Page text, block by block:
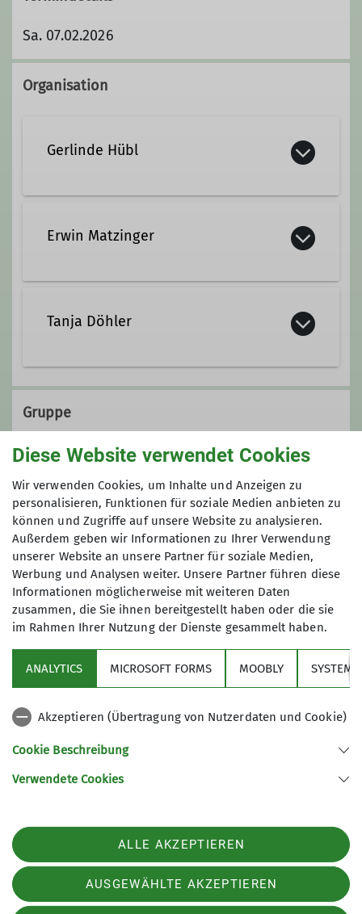
Sa. 07.02.2026
Organisation
Gerlinde Hübl
marktschwaben.de
Erwin Matzinger
marktschwaben.de
Tanja Döhler
tanja.doehler@dav-
Gruppe
Erwachsene
In einer Gruppe ist man nicht nur
sicherer, sondern es macht auch mehr
Spaß. Das Erwachsenen-Programm
bietet ganzjährig leichte bis
mittelschwere Wanderungen an. Im
Klettersteig- und Klettertouren sowie
Hochtouren von leicht bis
wir hauptsächlich auf Skitour und
Skihochtour unterwegs.
Details
Über den Verein
Service
Sektion Markt Schwaben des Deutschen Alpenvereins e.V.
Telefon +4981219891680
Diese Website verwendet Cookies
Wir verwenden Cookies, um Inhalte und Anzeigen zu
personalisieren, Funktionen für soziale Medien anbieten zu
können und Zugriffe auf unsere Website zu analysieren.
Außerdem geben wir Informationen zu Ihrer Verwendung
unserer Website an unsere Partner für soziale Medien,
Werbung und Analysen weiter. Unsere Partner führen diese
Informationen möglicherweise mit weiteren Daten
zusammen, die Sie ihnen bereitgestellt haben oder die sie
im Rahmen Ihrer Nutzung der Dienste gesammelt haben.
ANALYTICS MICROSOFT FORMS MOOBLY SYSTEM
Akzeptieren (Übertragung von Nutzerdaten und Cookie)
Cookie Beschreibung
Verwendete Cookies
ALLE AKZEPTIEREN
AUSGEWÄHLTE AKZEPTIEREN